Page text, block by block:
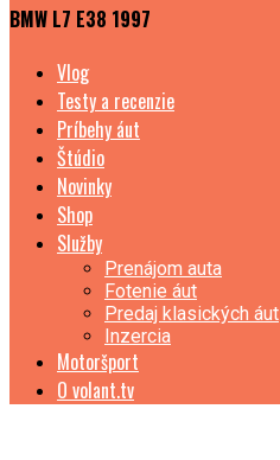
BMW L7 E38 1997
Vlog
Testy a recenzie
Príbehy áut
Štúdio
Novinky
Shop
Služby
Prenájom auta
Fotenie áut
Predaj klasických áut
Inzercia
Motoršport
O volant.tv